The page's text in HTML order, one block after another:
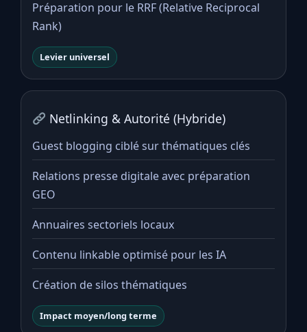
Préparation pour le RRF (Relative Reciprocal
Rank)
Levier universel
Netlinking & Autorité (Hybride)
Guest blogging ciblé sur thématiques clés
Relations presse digitale avec préparation
GEO
Annuaires sectoriels locaux
Contenu linkable optimisé pour les IA
Création de silos thématiques
Impact moyen/long terme